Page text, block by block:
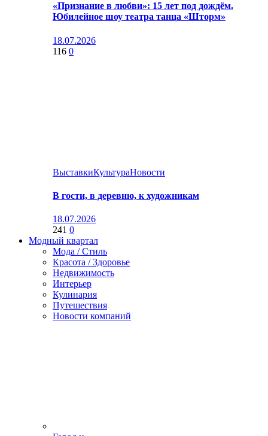
«Признание в любви»: 15 лет под дождём.
Юбилейное шоу театра танца «Шторм»
18.07.2026
116 0
ВыставкиКультураНовости
В гости, в деревню, к художникам
18.07.2026
241 0
Модный квартал
Мода / Стиль
Красота / Здоровье
Недвижимость
Интерьер
Кулинария
Путешествия
Новости компаний